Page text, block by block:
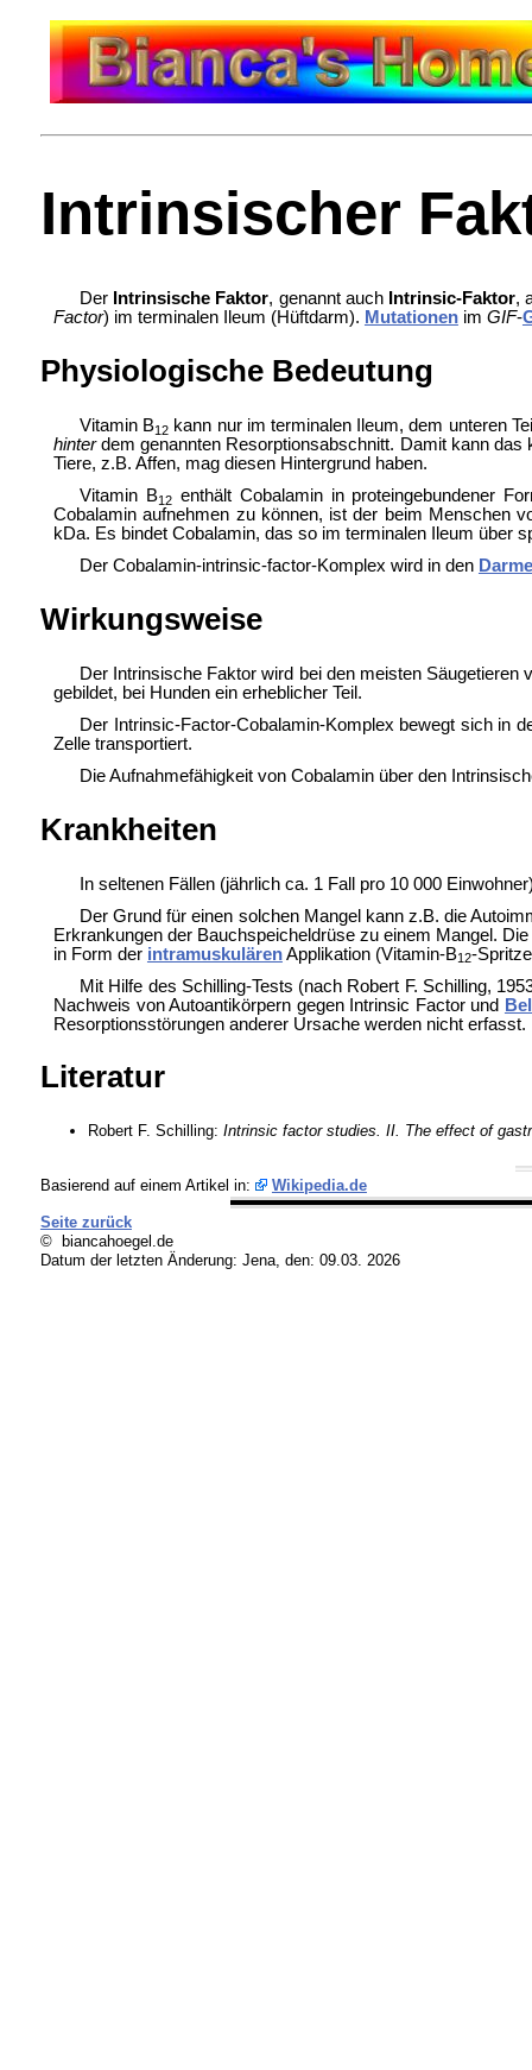
Intrinsischer
Der Intrinsische Faktor, genannt auch Intrinsic-Faktor,
Factor) im terminalen Ileum (Hüftdarm). Mutationenim GIF-
Physiologische Bedeutung
Vitamin B12 kann nur im terminalen Ileum, dem unteren
hinterdem genannten Resorptionsabschnitt. Damit kann das
Tiere, z.B. Affen, mag diesen Hintergrund haben.
Vitamin B12enthält Cobalamin in proteingebundener
Cobalamin aufnehmen zu können, ist der beim Menschen
kDa. Es bindet Cobalamin, das so im terminalen Ileum über
Der Cobalamin-intrinsic-factor-Komplex wird in den
Wirkungsweise
Der Intrinsische Faktor wird bei den meisten Säugetieren
gebildet, bei Hunden ein erheblicher Teil.
Der Intrinsic-Factor-Cobalamin-Komplex bewegt sich in
Zelle transportiert.
Die Aufnahmefähigkeit von Cobalamin über den
Krankheiten
In seltenen Fällen (jährlich ca. 1 Fall pro 10 000
Der Grund für einen solchen Mangel kann z.B. die
Erkrankungen der Bauchspeicheldrüse zu einem Mangel.
in Form der intramuskulärenApplikation (Vitamin-B12-
Mit Hilfe des Schilling-Tests (nach Robert F. Schilling,
Nachweis von Autoantikörpern gegen Intrinsic Factor und
Resorptionsstörungen anderer Ursache werden nicht erfasst.
Literatur
Robert F. Schilling: Intrinsic factor studies. II. The effect of
Basierend auf einem Artikel in: Wikipedia.de
Seite zurück
© biancahoegel.de
Datum der letzten Änderung: Jena, den: 09.03. 2026